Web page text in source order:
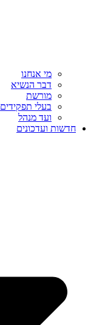
מי אנחנו
דבר הנשיא
מורשת
בעלי תפקידים
ועד מנהל
חדשות ועדכונים